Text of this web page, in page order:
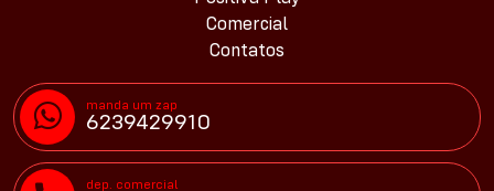
Comercial
Contatos
manda um zap
6239429910
dep. comercial